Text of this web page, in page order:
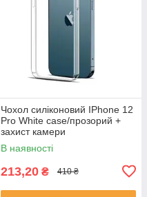
Чохол силіконовий IPhone 12
Pro White case/прозорий +
захист камери
В наявності
213,20 ₴ 410 ₴